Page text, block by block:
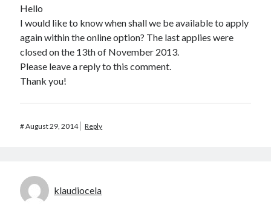
Hello
I would like to know when shall we be available to apply
again within the online option? The last applies were
closed on the 13th of November 2013.
Please leave a reply to this comment.
Thank you!
#August 29, 2014 Reply
klaudiocela